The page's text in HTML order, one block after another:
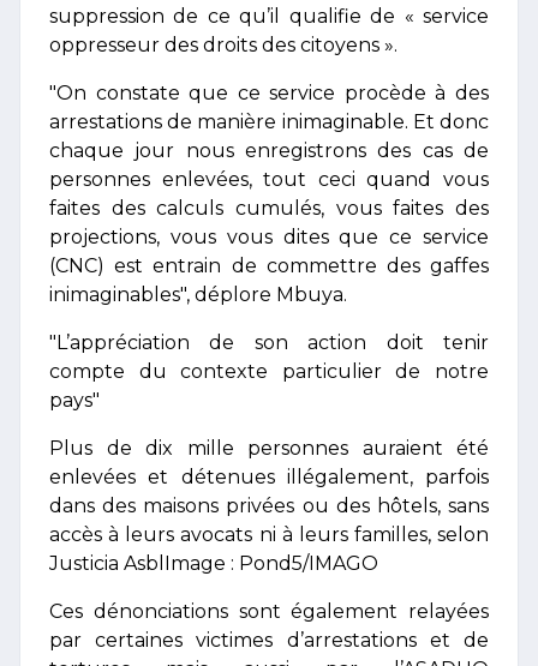
suppression de ce qu’il qualifie de « service
oppresseur des droits des citoyens ».
"On constate que ce service procède à des
arrestations de manière inimaginable. Et donc
chaque jour nous enregistrons des cas de
personnes enlevées, tout ceci quand vous
faites des calculs cumulés, vous faites des
projections, vous vous dites que ce service
(CNC) est entrain de commettre des gaffes
inimaginables", déplore Mbuya.
"L’appréciation de son action doit tenir
compte du contexte particulier de notre
pays"
Plus de dix mille personnes auraient été
enlevées et détenues illégalement, parfois
dans des maisons privées ou des hôtels, sans
accès à leurs avocats ni à leurs familles, selon
Justicia AsblImage : Pond5/IMAGO
Ces dénonciations sont également relayées
par certaines victimes d’arrestations et de